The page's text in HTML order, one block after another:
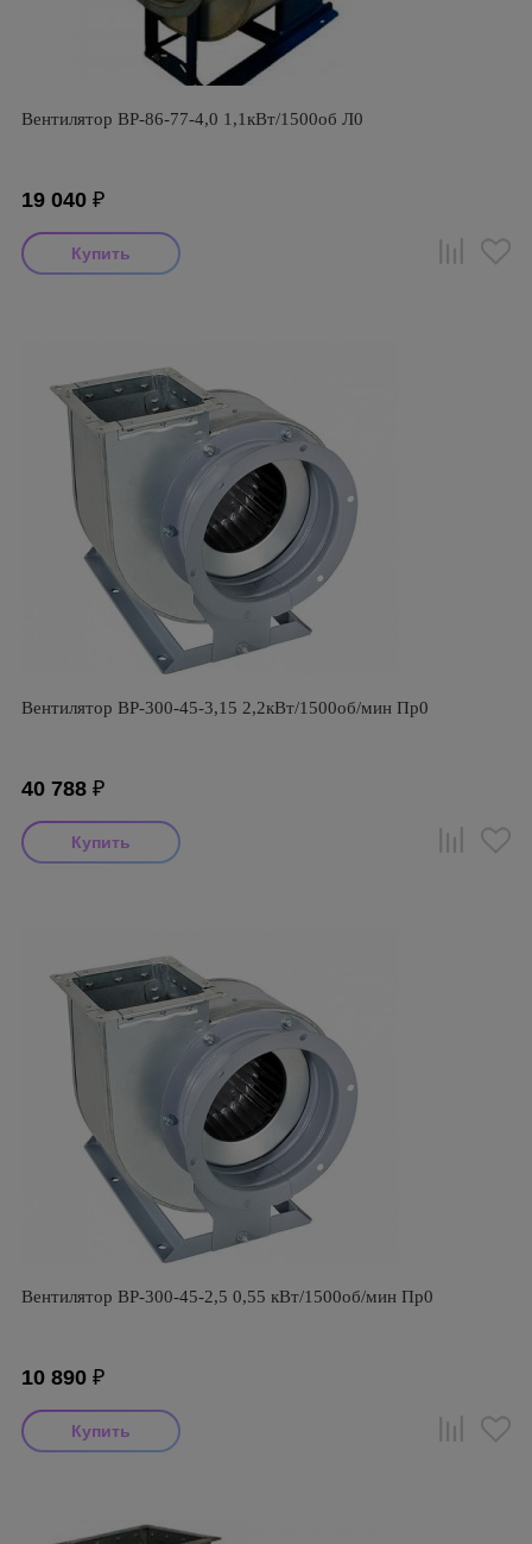
Вентилятор ВР-86-77-4,0 1,1кВт/1500об Л0
19 040 ₽
Вентилятор ВР-300-45-3,15 2,2кВт/1500об/мин Пр0
40 788 ₽
Вентилятор ВР-300-45-2,5 0,55 кВт/1500об/мин Пр0
10 890 ₽